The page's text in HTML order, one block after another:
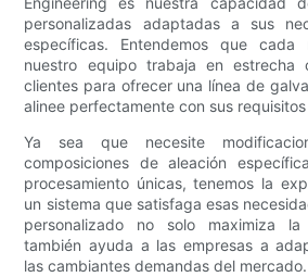
personalizadas adaptadas a sus
específicas. Entendemos que
nuestro equipo trabaja en estrecha
clientes para ofrecer una línea de
alinee perfectamente con sus
Ya sea que necesite
composiciones de aleación
procesamiento únicas, tenemos la
un sistema que satisfaga esas
personalizado no solo maximiza
también ayuda a las empresas a
las cambiantes demandas del mercado.